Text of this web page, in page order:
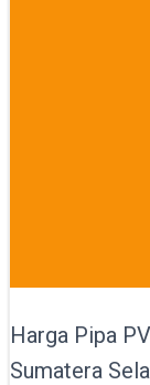
Harga Pipa
Sumatera